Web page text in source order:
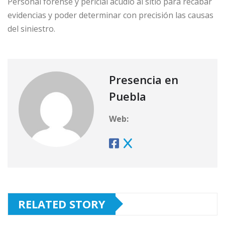
evidencias y poder determinar con precisión las causas
del siniestro.
Presencia en
Puebla
Web:
RELATED STORY